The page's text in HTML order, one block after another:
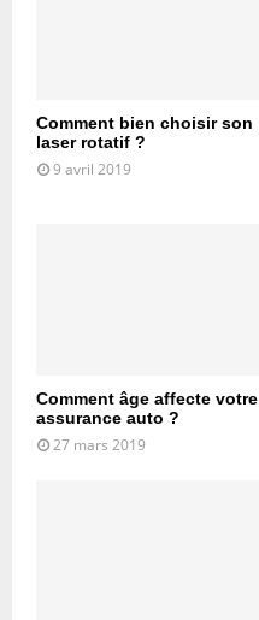
Comment bien choisir son
laser rotatif ?
9 avril 2019
Comment âge affecte votre
assurance auto ?
27 mars 2019